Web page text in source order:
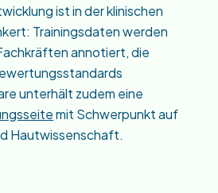
ist in der klinischen
Trainingsdaten werden
annotiert, die
unterhält zudem eine
mit Schwerpunkt auf
Hautwissenschaft.